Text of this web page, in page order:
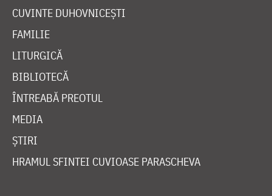
CUVINTE DUHOVNICEȘTI
FAMILIE
LITURGICĂ
BIBLIOTECĂ
ÎNTREABĂ PREOTUL
MEDIA
ȘTIRI
HRAMUL SFINTEI CUVIOASE PARASCHEVA